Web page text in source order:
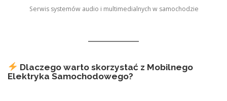
Serwis systemów audio i multimedialnych w samochodzie
Dlaczego warto skorzystać z Mobilnego
Elektryka Samochodowego?